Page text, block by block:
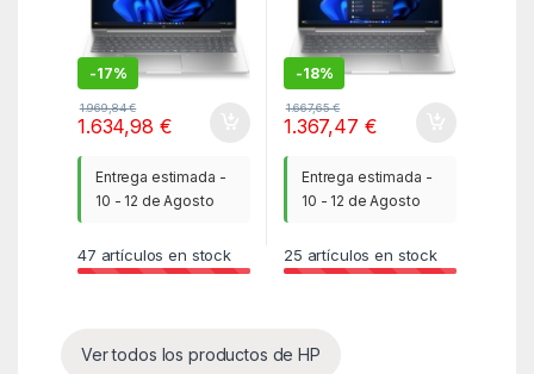
-17%
1.969,84€
1.634,98 €
Entrega estimada -
10 - 12 de Agosto
47 artículos en stock
-18%
1.667,65€
1.367,47 €
Entrega estimada -
10 - 12 de Agosto
25 artículos en stock
Ver todos los productos de HP